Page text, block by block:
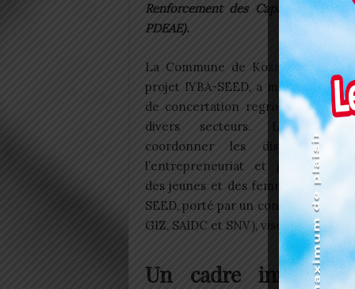
Renforcement des Capacités des
PDEAE).
La Commune de Kozah 1,
projet IYBA-SEED, a mis en place
de concertation regroupant 25
divers secteurs. L’objectif
coordonner les dispositifs
l’entrepreneuriat et promouvoir
des jeunes et des femmes. Le
SEED, porté par un consortium de
GIZ, SAIDC et SNV), vise à
Un cadre innovant